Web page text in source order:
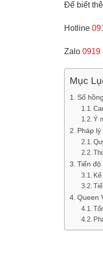
Để biết
Hotline
Zalo 0919
Mục
Sổ
Ý
Pháp
Tiến độ
Queen